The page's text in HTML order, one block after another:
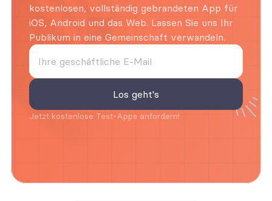
kostenlosen, vollständig gebrandeten App für
iOS, Android und das Web. Lassen Sie uns Ihr
Publikum in eine Gemeinschaft verwandeln.
Jetzt kostenlose Test-Apps anfordern!